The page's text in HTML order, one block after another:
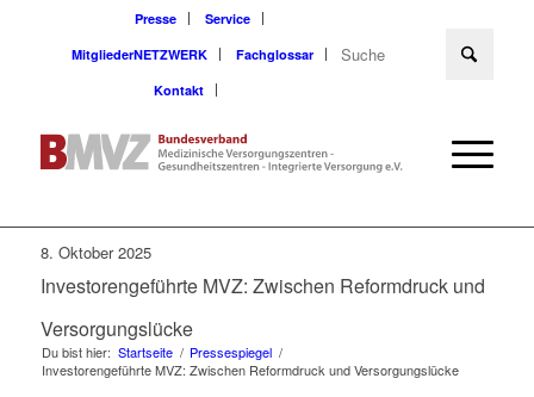
Presse
Service
MitgliederNETZWERK
Fachglossar
Kontakt
8. Oktober 2025
Investorengeführte MVZ: Zwischen Reformdruck und
Versorgungslücke
Du bist hier: Startseite / Pressespiegel /
Investorengeführte MVZ: Zwischen Reformdruck und Versorgungslücke